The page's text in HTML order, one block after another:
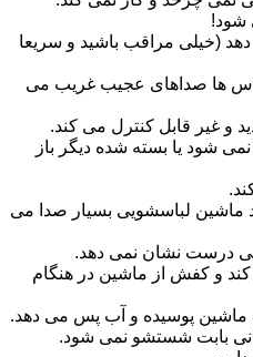
شود!
(خیلی مراقب باشید و سریعا
ها صداهای عجیب غریب می
و غیر قابل کنترل می کند.
شود یا بسته شده دیگر باز
لباسشویی بسیار صدا می
درست نشان نمی دهد.
و کفش از ماشین در هنگام
ماشین پوسیده و آب پس می دهد.
بابت شستشو نمی شود.